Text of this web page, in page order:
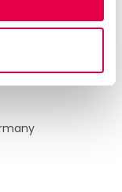
und -textilien. Wir
Hotels und
Sie sich verlassen